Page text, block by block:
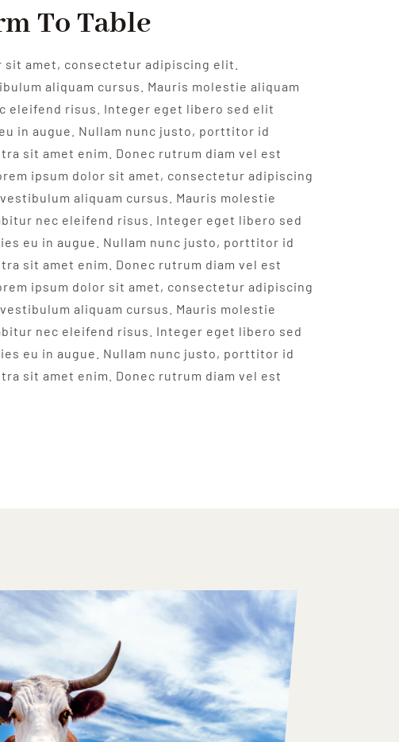
To Table
sit amet, consectetur adipiscing elit.
aliquam cursus. Mauris molestie aliquam
eleifend risus. Integer eget libero sed elit
in augue. Nullam nunc justo, porttitor id
sit amet enim. Donec rutrum diam vel est
ipsum dolor sit amet, consectetur adipiscing
aliquam cursus. Mauris molestie
nec eleifend risus. Integer eget libero sed
eu in augue. Nullam nunc justo, porttitor id
sit amet enim. Donec rutrum diam vel est
ipsum dolor sit amet, consectetur adipiscing
aliquam cursus. Mauris molestie
nec eleifend risus. Integer eget libero sed
eu in augue. Nullam nunc justo, porttitor id
sit amet enim. Donec rutrum diam vel est